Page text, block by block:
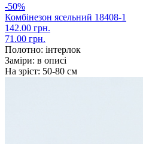
-50%
Комбінезон ясельний 18408-1
142.00 грн.
71.00 грн.
Полотно: інтерлок
Заміри: в описі
На зріст: 50-80 см